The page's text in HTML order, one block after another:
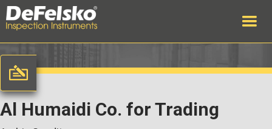
Al Humaidi Co. for Trading